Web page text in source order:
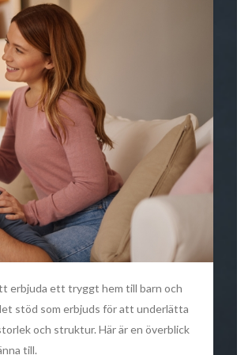
erbjuda ett tryggt hem till barn och
stöd som erbjuds för att underlätta
och struktur. Här är en överblick
till.